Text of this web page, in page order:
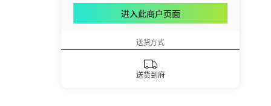
进入此商户页面
送货方式
送货到府